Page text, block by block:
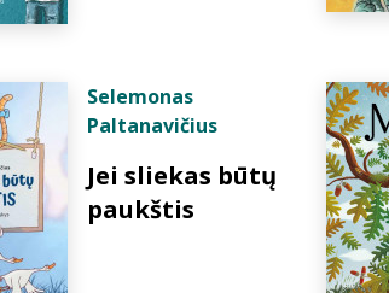
Selemonas
Paltanavičius
Jei sliekas būtų
paukštis